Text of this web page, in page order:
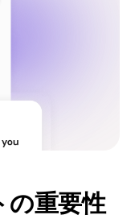
の重要性